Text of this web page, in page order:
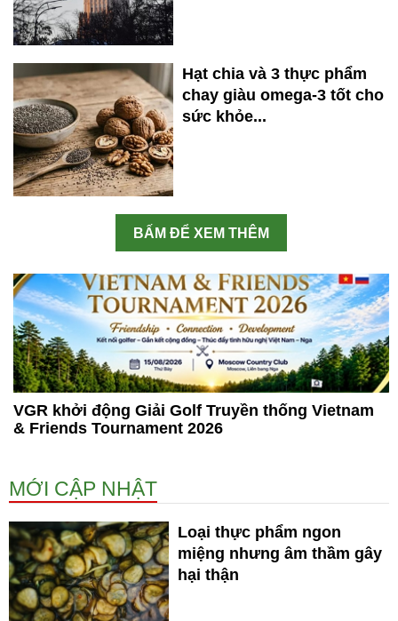
Hạt chia và 3 thực phẩm
chay giàu omega-3 tốt cho
sức khỏe...
BẤM ĐỂ XEM THÊM
VGR khởi động Giải Golf Truyền thống Vietnam
& Friends Tournament 2026
MỚI CẬP NHẬT
Loại thực phẩm ngon
miệng nhưng âm thầm gây
hại thận